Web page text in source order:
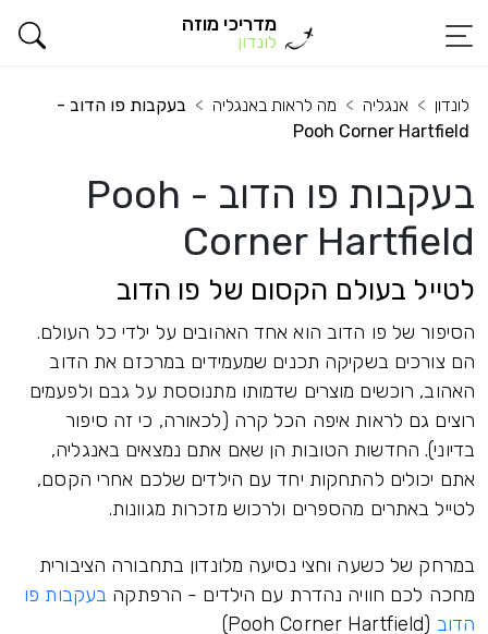
מדריכי מוזה
לונדון
לונדון אנגליה מה לראות באנגליה
בעקבות פו הדוב -
Pooh Corner Hartfield
בעקבות פו הדוב - Pooh
Corner Hartfield
לטייל בעולם הקסום של פו הדוב
הסיפור של פו הדוב הוא אחד האהובים על ילדי כל העולם.
הם צורכים בשקיקה תכנים שמעמידים במרכזם את הדוב
האהוב, רוכשים מוצרים שדמותו מתנוססת על גבם ולפעמים
רוצים גם לראות איפה הכל קרה (לכאורה, כי זה סיפור
בדיוני). החדשות הטובות הן שאם אתם נמצאים באנגליה,
אתם יכולים להתחקות יחד עם הילדים שלכם אחרי הקסם,
לטייל באתרים מהספרים ולרכוש מזכרות מגוונות.
במרחק של כשעה וחצי נסיעה מלונדון בתחבורה הציבורית
מחכה לכם חוויה נהדרת עם הילדים - הרפתקה בעקבות פו
הדוב (Pooh Corner Hartfield)